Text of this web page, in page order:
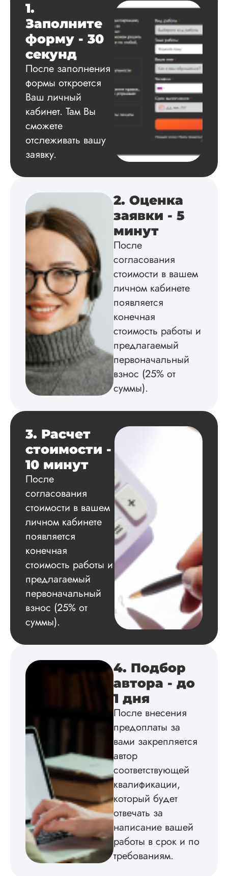
Дата:2025-03-15
Автору огромное
спасибо за
сам подобрал
литературу,
оформил и провел
подробное
экспериментов,
которые сам же и
провел. Спасибо
содействие, буду и
дальше заказывать
работы здесь.
на совесть: тут и
структура, и
обосновал
методологию
исследования,
грамотно
расчеты и подвел
по результатам
Вадим
Удобная форма
оплаты, есть
официальный
работу выполнили
оговоренные
сдачи,
оформили в
соответствии с
Взаимодействие с
клиентами
подробно
Благодарен.
Вид работы:
Дата:2024-04-29
Магистерскую
диссертацию по
Грамотно
структуру, список
приложения,
1.
Заполните
форму - 30
секунд
После заполнения
формы откроется
Ваш личный
кабинет. Там Вы
сможете
отслеживать вашу
заявку.
2. Оценка
заявки - 5
минут
После
согласования
стоимости в вашем
личном кабинете
появляется
конечная
стоимость работы и
предлагаемый
первоначальный
взнос (25% от
суммы).
3. Расчет
стоимости -
10 минут
После
согласования
стоимости в вашем
личном кабинете
появляется
конечная
стоимость работы и
предлагаемый
первоначальный
взнос (25% от
суммы).
4. Подбор
автора - до
1 дня
После внесения
предоплаты за
вами закрепляется
автор
соответствующей
квалификации,
который будет
отвечать за
написание вашей
работы в срок и по
требованиям.